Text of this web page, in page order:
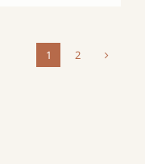
1 2